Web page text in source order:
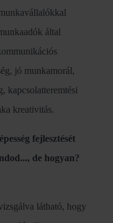
által
jó munkamorál,
kapcsolatteremtési
kreativitás.
fejlesztését
de hogyan?
látható, hogy